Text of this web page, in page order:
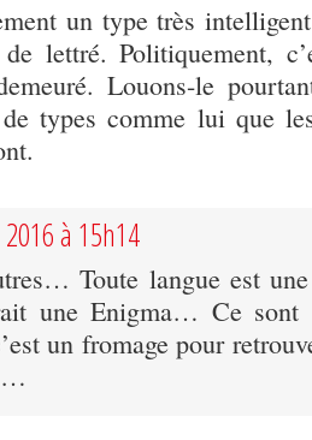
un type très
lettré. Politiquement,
Louons-le
types comme lui que
à 15h14
Toute langue est
une Enigma… Ce sont
un fromage pour